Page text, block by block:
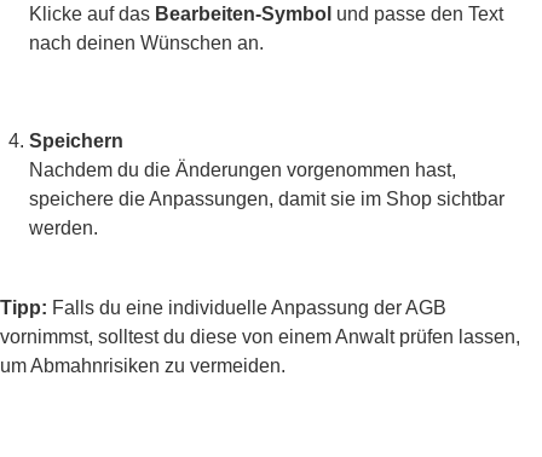
Klicke auf das Bearbeiten-Symbol und passe den Text
nach deinen Wünschen an.
Speichern
Nachdem du die Änderungen vorgenommen hast,
speichere die Anpassungen, damit sie im Shop sichtbar
werden.
Tipp: Falls du eine individuelle Anpassung der AGB
vornimmst, solltest du diese von einem Anwalt prüfen lassen,
um Abmahnrisiken zu vermeiden.